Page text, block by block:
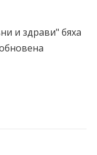
и здрави" бяха